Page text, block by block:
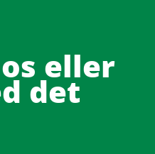
eller
det